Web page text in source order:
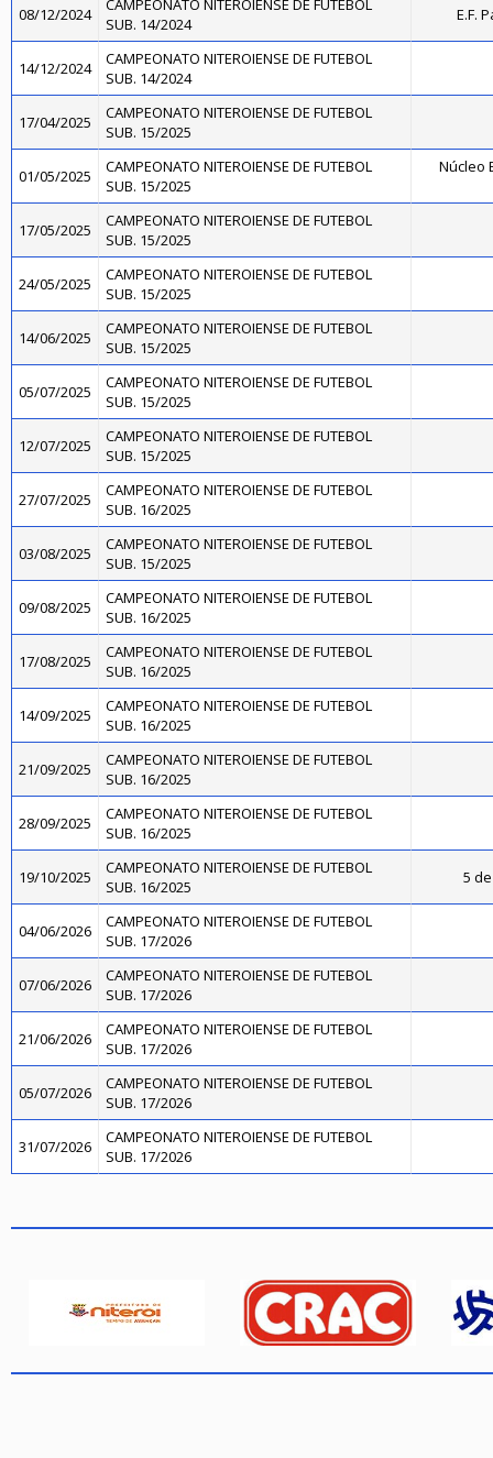
08/12/2024
CAMPEONATO NITEROIENSE DE FUTEBOL
SUB. 14/2024
E.F.
14/12/2024
CAMPEONATO NITEROIENSE DE FUTEBOL
SUB. 14/2024
17/04/2025
CAMPEONATO NITEROIENSE DE FUTEBOL
SUB. 15/2025
01/05/2025
CAMPEONATO NITEROIENSE DE FUTEBOL
SUB. 15/2025
Núcleo
17/05/2025
CAMPEONATO NITEROIENSE DE FUTEBOL
SUB. 15/2025
24/05/2025
CAMPEONATO NITEROIENSE DE FUTEBOL
SUB. 15/2025
14/06/2025
CAMPEONATO NITEROIENSE DE FUTEBOL
SUB. 15/2025
05/07/2025
CAMPEONATO NITEROIENSE DE FUTEBOL
SUB. 15/2025
12/07/2025
CAMPEONATO NITEROIENSE DE FUTEBOL
SUB. 15/2025
27/07/2025
CAMPEONATO NITEROIENSE DE FUTEBOL
SUB. 16/2025
03/08/2025
CAMPEONATO NITEROIENSE DE FUTEBOL
SUB. 15/2025
09/08/2025
CAMPEONATO NITEROIENSE DE FUTEBOL
SUB. 16/2025
17/08/2025
CAMPEONATO NITEROIENSE DE FUTEBOL
SUB. 16/2025
14/09/2025
CAMPEONATO NITEROIENSE DE FUTEBOL
SUB. 16/2025
21/09/2025
CAMPEONATO NITEROIENSE DE FUTEBOL
SUB. 16/2025
28/09/2025
CAMPEONATO NITEROIENSE DE FUTEBOL
SUB. 16/2025
19/10/2025
CAMPEONATO NITEROIENSE DE FUTEBOL
SUB. 16/2025
5
04/06/2026
CAMPEONATO NITEROIENSE DE FUTEBOL
SUB. 17/2026
07/06/2026
CAMPEONATO NITEROIENSE DE FUTEBOL
SUB. 17/2026
21/06/2026
CAMPEONATO NITEROIENSE DE FUTEBOL
SUB. 17/2026
05/07/2026
CAMPEONATO NITEROIENSE DE FUTEBOL
SUB. 17/2026
31/07/2026
CAMPEONATO NITEROIENSE DE FUTEBOL
SUB. 17/2026